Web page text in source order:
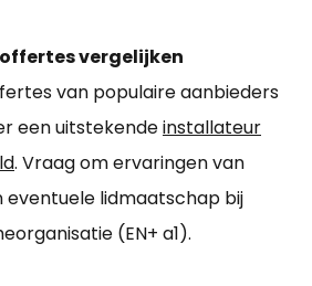
vergelijken
van populaire aanbieders
een uitstekendeinstallateur
. Vraag om ervaringen van
eventuele lidmaatschap bij
(EN+ a1).